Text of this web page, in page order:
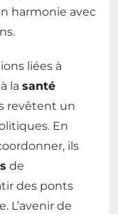
harmonie avec
liées à
la santé
revêtent un
En
ils
de
des ponts
L’avenir de